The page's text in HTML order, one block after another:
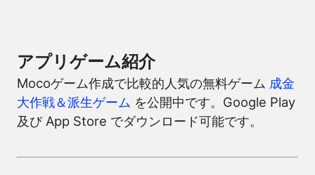
アプリゲーム紹介
Mocoゲーム作成で比較的人気の無料ゲーム 成金
大作戦＆派生ゲーム を公開中です。Google Play
及び App Store でダウンロード可能です。